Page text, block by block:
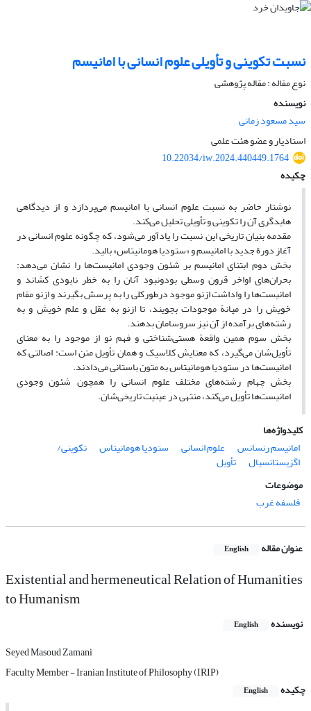
نسبت تکوینی و تأویلی علوم انسانی با امانیسم
نوع مقاله : مقاله پژوهشی
نویسنده
سید مسعود زمانی
استادیار و عضو هئت علمی
10.22034/iw.2024.440449.1764
چکیده
نوشتار حاضر به نسبت علوم انسانی با امانیسم می‌پردازد و از دیدگاهی
هایدگری آن را تکوینی و تأویلی تحلیل می‌کند.
مقدمه بنیان تاریخی این نسبت را یادآور می‌شود، که چگونه علوم انسانی در
آغاز دورة جدید با امانیسم و «ستودیا هومانیتاس» بالید.
بخش دوم ابتنای امانیسم بر شئون وجودی امانیست‌ها را نشان می‌دهد:
بحران‌های اواخر قرون وسطی بودونبود آنان را به خطر نابودی کشاند و
امانیست‌ها را واداشت ازنو موجود درطورکلی را به پرسش بگیرند و ازنو مقام
خویش را در میانة موجودات بجویند، تا ازنو به عقل و علم خویش و به
رشته‌های برآمده از آن نیز سروسامان بدهند.
بخش سوم همین واقعة هستی‌شناختی و فهم نو از موجود را به معنای
تأویل‌شان می‌گیرد، که معنایش کلاسیک و همان تأویل متن است: اصالتی که
امانیست‌ها در ستودیا هومانیتاس به متون باستانی می‌دادند.
بخش چهام رشته‌های مختلف علوم انسانی را همچون شئون وجودی
امانیست‌ها تأویل می‌کند، منتهی در عینیت تاریخی‌شان.
کلیدواژه‌ها
امانیسم رنسانس
علوم انسانی ستودیا هومانیتاس تکوینی/
اگزیستانسیال
تأویل
موضوعات
فلسفه غرب
عنوان مقاله English
Existential and hermeneutical Relation of Humanities
to Humanism
نویسنده English
Seyed Masoud Zamani
Faculty Member - Iranian Institute of Philosophy (IRIP)
چکیده
English